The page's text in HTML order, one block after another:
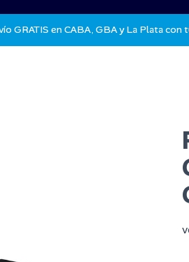
GRATIS en CABA, GBA y La Plata